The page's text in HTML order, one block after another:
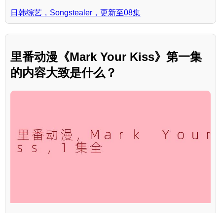
日韩综艺，Songstealer，更新至08集
里番动漫《Mark Your Kiss》第一集
的内容大致是什么？